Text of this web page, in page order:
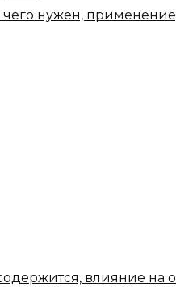
чего нужен,
влияние на